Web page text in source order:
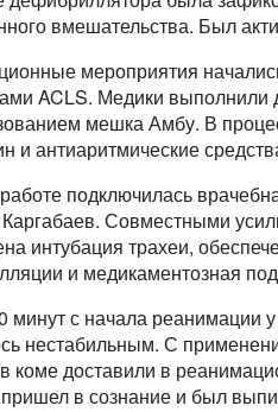
вмешательства. Был
мероприятия
ACLS. Медики
мешка Амбу. В
и антиаритмические
подключилась
Совместными
интубация трахеи,
и медикаментозная
минут с начала реанимации
нестабильным. С
коме доставили в
в сознание и был